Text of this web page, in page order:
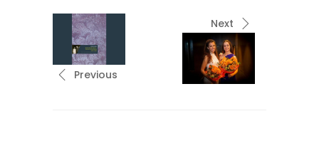
Previous
Next